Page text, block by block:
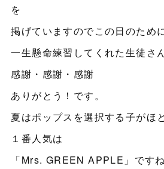
を
掲げていますのでこの日のため
一生懸命練習してくれた生徒さ
感謝・感謝・感謝
ありがとう！です。
夏はポップスを選択する子がほ
１番人気は
「Mrs. GREEN APPLE」ですね